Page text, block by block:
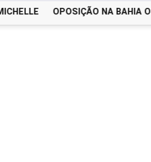
OPOSIÇÃO NA BAHIA